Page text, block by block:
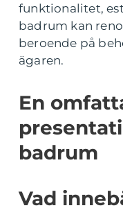
funktionalitet,
badrum kan
beroende på
ägaren.
En
badrum
Vad